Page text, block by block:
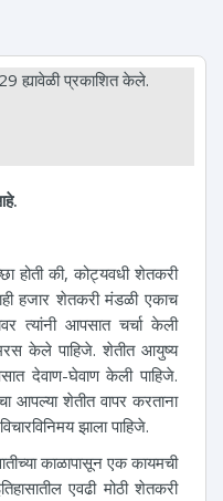
प्रकाशित केले.
की, कोट्यवधी शेतकरी
हजार शेतकरी मंडळी एकाच
त्यांनी आपसात चर्चा केली
केले पाहिजे. शेतीत आयुष्य
देवाण-घेवाण केली पाहिजे.
आपल्या शेतीत वापर करताना
झाला पाहिजे.
काळापासून एक कायमची
एवढी मोठी शेतकरी